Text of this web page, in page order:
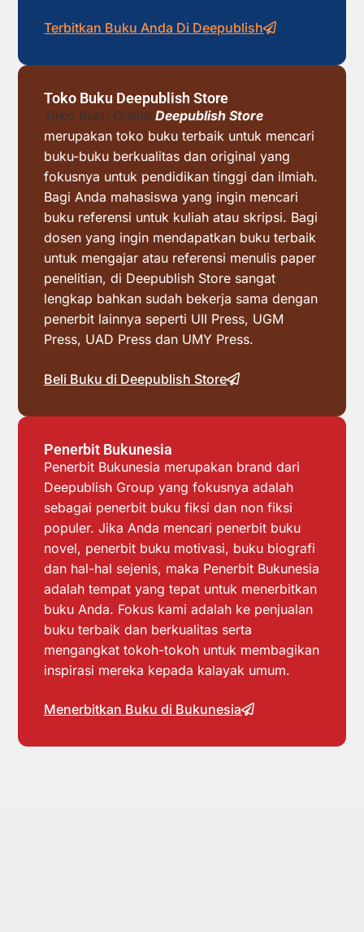
Terbitkan Buku Anda Di Deepublish
Toko Buku Deepublish Store
Toko Buku Online Deepublish Store
merupakan toko buku terbaik untuk mencari
buku-buku berkualitas dan original yang
fokusnya untuk pendidikan tinggi dan ilmiah.
Bagi Anda mahasiswa yang ingin mencari
buku referensi untuk kuliah atau skripsi. Bagi
dosen yang ingin mendapatkan buku terbaik
untuk mengajar atau referensi menulis paper
penelitian, di Deepublish Store sangat
lengkap bahkan sudah bekerja sama dengan
penerbit lainnya seperti UII Press, UGM
Press, UAD Press dan UMY Press.
Beli Buku di Deepublish Store
Penerbit Bukunesia
Penerbit Bukunesia merupakan brand dari
Deepublish Group yang fokusnya adalah
sebagai penerbit buku fiksi dan non fiksi
populer. Jika Anda mencari penerbit buku
novel, penerbit buku motivasi, buku biografi
dan hal-hal sejenis, maka Penerbit Bukunesia
adalah tempat yang tepat untuk menerbitkan
buku Anda. Fokus kami adalah ke penjualan
buku terbaik dan berkualitas serta
mengangkat tokoh-tokoh untuk membagikan
inspirasi mereka kepada kalayak umum.
Menerbitkan Buku di Bukunesia